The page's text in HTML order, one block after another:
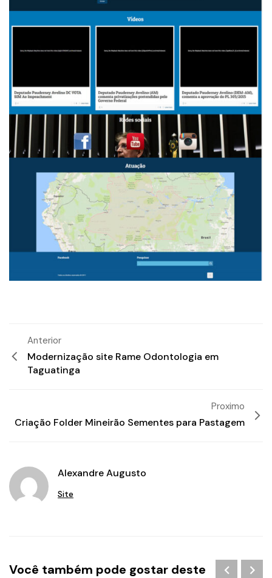
Anterior
Modernização site Rame Odontologia em
Taguatinga
Proximo
Criação Folder Mineirão Sementes para Pastagem
Alexandre Augusto
Site
Você também pode gostar deste